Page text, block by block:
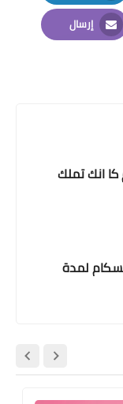
LinkedIn
إرسال
Email
انك تملك
لمدة